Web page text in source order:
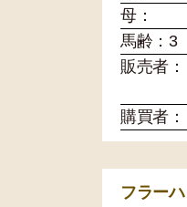
母：
馬齢：
販売者：
購買者：
フラー